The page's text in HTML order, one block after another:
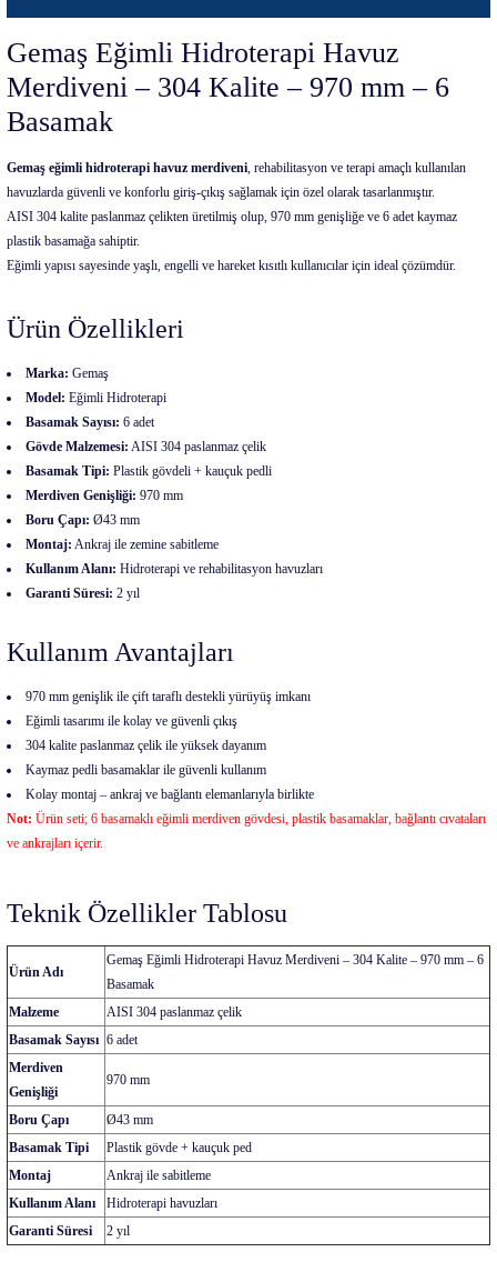
Gemaş Eğimli Hidroterapi Havuz
Merdiveni – 304 Kalite – 970 mm – 6
Basamak
Gemaş eğimli hidroterapi havuz merdiveni, rehabilitasyon ve terapi amaçlı kullanılan
havuzlarda güvenli ve konforlu giriş-çıkış sağlamak için özel olarak tasarlanmıştır.
AISI 304 kalite paslanmaz çelikten üretilmiş olup, 970 mm genişliğe ve 6 adet kaymaz
plastik basamağa sahiptir.
Eğimli yapısı sayesinde yaşlı, engelli ve hareket kısıtlı kullanıcılar için ideal çözümdür.
Ürün Özellikleri
Marka: Gemaş
Model: Eğimli Hidroterapi
Basamak Sayısı: 6 adet
Gövde Malzemesi: AISI 304 paslanmaz çelik
Basamak Tipi: Plastik gövdeli + kauçuk pedli
Merdiven Genişliği: 970 mm
Boru Çapı: Ø43 mm
Montaj: Ankraj ile zemine sabitleme
Kullanım Alanı: Hidroterapi ve rehabilitasyon havuzları
Garanti Süresi: 2 yıl
Kullanım Avantajları
970 mm genişlik ile çift taraflı destekli yürüyüş imkanı
Eğimli tasarımı ile kolay ve güvenli çıkış
304 kalite paslanmaz çelik ile yüksek dayanım
Kaymaz pedli basamaklar ile güvenli kullanım
Kolay montaj – ankraj ve bağlantı elemanlarıyla birlikte
Not: Ürün seti; 6 basamaklı eğimli merdiven gövdesi, plastik basamaklar, bağlantı cıvataları
ve ankrajları içerir.
Teknik Özellikler Tablosu
Ürün Adı
Gemaş Eğimli Hidroterapi Havuz Merdiveni – 304 Kalite – 970 mm – 6
Basamak
Malzeme
AISI 304 paslanmaz çelik
Basamak Sayısı 6 adet
Merdiven
Genişliği
970 mm
Boru Çapı
Ø43 mm
Basamak Tipi
Plastik gövde + kauçuk ped
Montaj
Ankraj ile sabitleme
Kullanım Alanı
Hidroterapi havuzları
Garanti Süresi
2 yıl